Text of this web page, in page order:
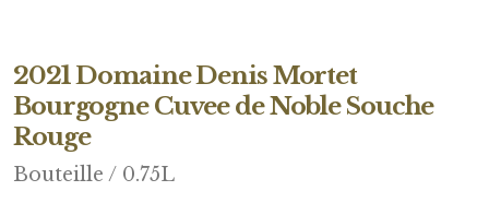
2021 Domaine Denis Mortet
Bourgogne Cuvee de Noble Souche
Rouge
Bouteille / 0.75L